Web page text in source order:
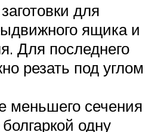
для
ящика и
Для последнего
резать под углом
меньшего сечения
одну